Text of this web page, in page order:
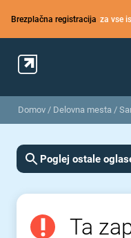
Brezplačna registracija za vse
Domov / Delovna mesta /
Poglej ostale
Ta